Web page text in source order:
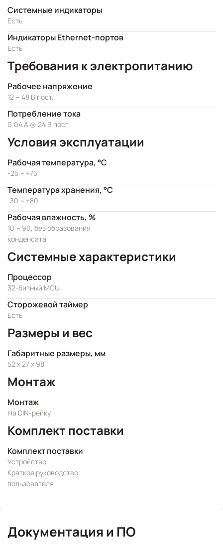
Системные индикаторы
Есть
Индикаторы Ethernet-портов
Есть
Требования к электропитанию
Рабочее напряжение
12 ~ 48 В пост.
Потребление тока
0.04 А @ 24 В пост.
Условия эксплуатации
Рабочая температура, °C
-25 ~ +75
Температура хранения, °C
-30 ~ +80
Рабочая влажность, %
10 ~ 90, без образования
конденсата
Системные характеристики
Процессор
32-битный MCU
Сторожевой таймер
Есть
Размеры и вес
Габаритные размеры, мм
52 x 27 x 98
Монтаж
Монтаж
На DIN-рейку
Комплект поставки
Комплект поставки
Устройство
Краткое руководство
пользователя
Документация и ПО